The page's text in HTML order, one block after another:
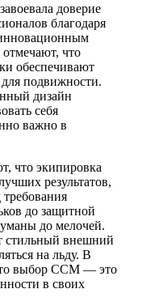
доверие
благодаря
что
обеспечивают
подвижности.
дизайн
себя
важно в
что экипировка
результатов,
требования
до защитной
до мелочей.
стильный внешний
на льду. В
выбор CCM — это
в своих